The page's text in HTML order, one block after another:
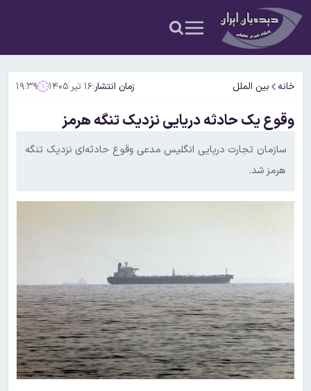
خانه بین الملل زمان انتشار:۱۶ تیر ۱۴۰۵ ۱۹:۳۹
وقوع یک حادثه دریایی نزدیک تنگه هرمز
سازمان تجارت دریایی انگلیس مدعی وقوع حادثه‌ای نزدیک تنگه
هرمز شد.